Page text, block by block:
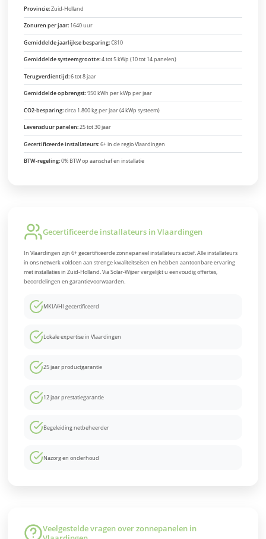
Provincie:Zuid-Holland
Zonuren per jaar: 1640 uur
Gemiddelde jaarlijkse besparing:€810
Gemiddelde systeemgrootte:4 tot 5 kWp (10 tot 14 panelen)
Terugverdientijd:6 tot 8 jaar
Gemiddelde opbrengst:950 kWh per kWp per jaar
CO2-besparing:circa 1.800 kg per jaar (4 kWp systeem)
Levensduur panelen:25 tot 30 jaar
Gecertificeerde installateurs:6+ in de regio Vlaardingen
BTW-regeling:0% BTW op aanschaf en installatie
Gecertificeerde installateurs in Vlaardingen
In Vlaardingen zijn 6+ gecertificeerde zonnepaneel installateurs actief. Alle installateurs
in ons netwerk voldoen aan strenge kwaliteitseisen en hebben aantoonbare ervaring
met installaties in Zuid-Holland. Via Solar-Wijzer vergelijkt u eenvoudig offertes,
beoordelingen en garantievoorwaarden.
MKI/VHI gecertificeerd
Lokale expertise in Vlaardingen
25 jaar productgarantie
12 jaar prestatiegarantie
Begeleiding netbeheerder
Nazorg en onderhoud
Veelgestelde vragen over zonnepanelen in